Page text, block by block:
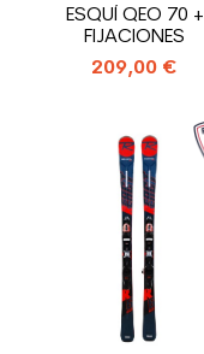
ESQUÍ QEO 70 +
FIJACIONES
209,00 €